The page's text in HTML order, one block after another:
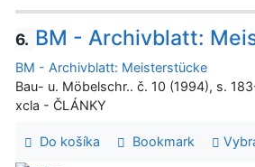
6. BM - Archivblatt:
BM - Archivblatt: Meisterstücke
Bau- u. Möbelschr.. č. 10 (1994), s.
xcla - ČLÁNKY
Do košíka Bookmark